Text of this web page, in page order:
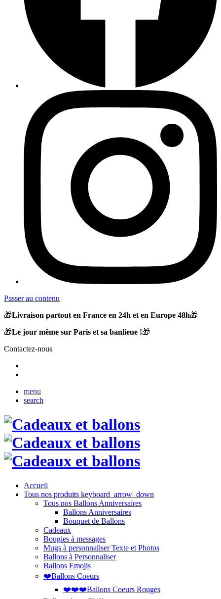
Passer au contenu
🎁Livraison partout en France en 24h et en Europe 48h🎁
🎁Le jour même sur Paris et sa banlieue !🎁
Contactez-nous
menu
search
Accueil
Tous nos produits keyboard_arrow_down
Tous nos Ballons Anniversaires
Ballons Anniversaires
Bouquet de Ballons
Cadeaux
Bougies à messages
Mugs à personnaliser Texte et Photos
Ballons à Personnaliser
Ballons Emojis
❤️Ballons Coeurs
❤️❤️❤️Ballons Coeurs Rouges